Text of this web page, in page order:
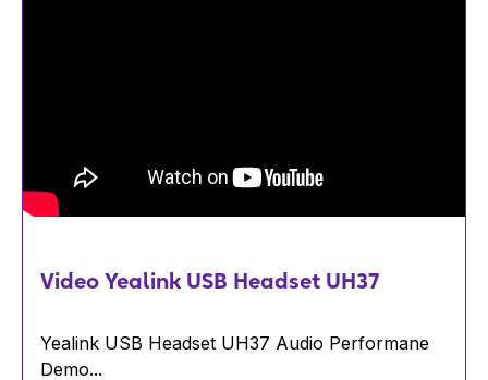
Video Yealink USB Headset UH37
Yealink USB Headset UH37 Audio Performane
Demo...